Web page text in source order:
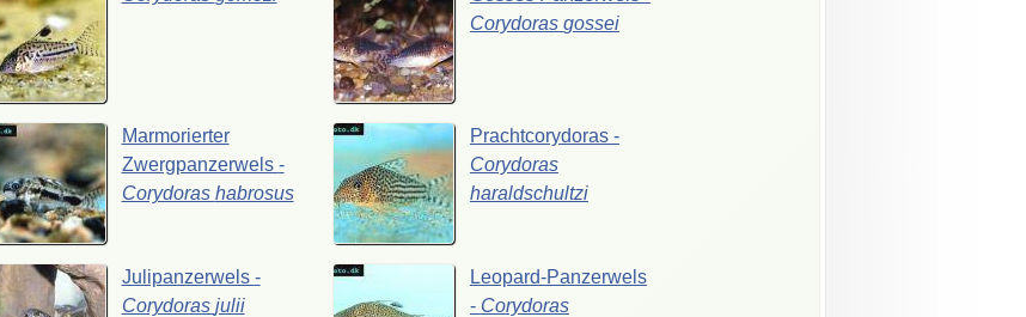
Corydoras gossei
Marmorierter
Zwergpanzerwels -
Corydoras habrosus
Prachtcorydoras -
Corydoras
haraldschultzi
Julipanzerwels -
Corydoras julii
Leopard-Panzerwels
- Corydoras